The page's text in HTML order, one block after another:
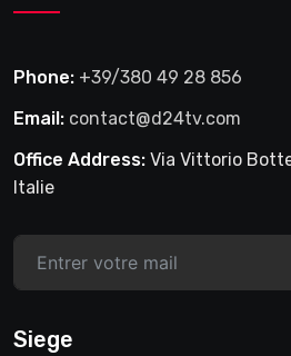
Phone: +39/380 49 28 856
Email: contact@d24tv.com
Office Address: Via Vittorio
Italie
Siege